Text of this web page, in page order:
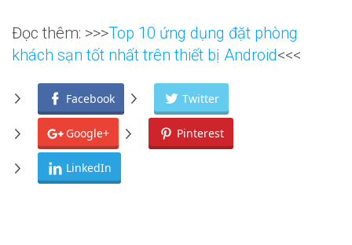
Đọc thêm: >>>Top 10 ứng dụng đặt phòng
khách sạn tốt nhất trên thiết bị Android<<<
Facebook Twitter
Google+ Pinterest
LinkedIn